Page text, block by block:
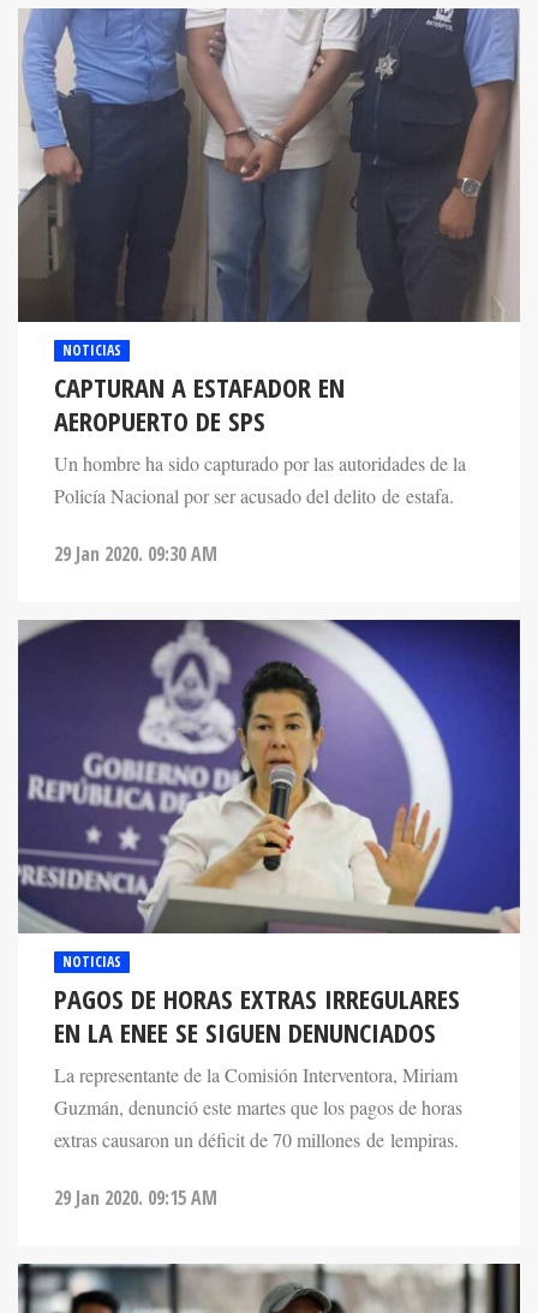
NOTICIAS
CAPTURAN A ESTAFADOR EN
AEROPUERTO DE SPS
Un hombre ha sido capturado por las autoridades de la
Policía Nacional por ser acusado del delito de estafa.
29 Jan 2020. 09:30 AM
NOTICIAS
PAGOS DE HORAS EXTRAS IRREGULARES
EN LA ENEE SE SIGUEN DENUNCIADOS
La representante de la Comisión Interventora, Miriam
Guzmán, denunció este martes que los pagos de horas
extras causaron un déficit de 70 millones de lempiras.
29 Jan 2020. 09:15 AM